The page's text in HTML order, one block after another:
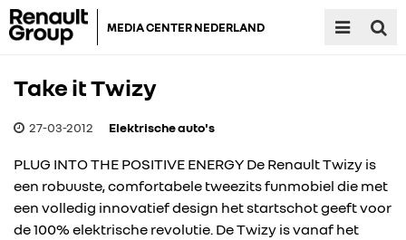
MEDIA CENTER NEDERLAND
Take it Twizy
27-03-2012 Elektrische auto's
PLUG INTO THE POSITIVE ENERGY De Renault Twizy is
een robuuste, comfortabele tweezits funmobiel die met
een volledig innovatief design het startschot geeft voor
de 100% elektrische revolutie. De Twizy is vanaf het